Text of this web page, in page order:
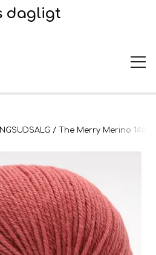
dagligt
opskrifter
Garn
Sortering
The Merry Merino 140